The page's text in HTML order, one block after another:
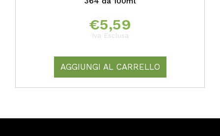
€5,59
Iva Esclusa
AGGIUNGI AL CARRELLO